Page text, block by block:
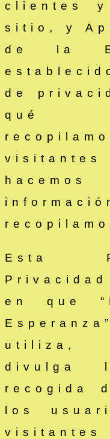
clientes
sitio, y
de la
de
qué
Esta
en que
utiliza,
divulga
recogida
los
visitantes